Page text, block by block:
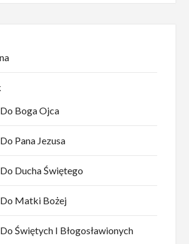
Boga Ojca
Pana Jezusa
Ducha Świętego
Matki Bożej
Świętych I Błogosławionych